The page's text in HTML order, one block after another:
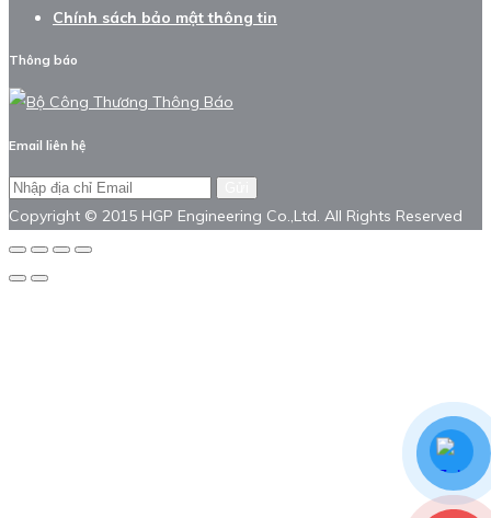
Chính sách bảo mật thông tin
Thông báo
Email liên hệ
Copyright © 2015 HGP Engineering Co.,Ltd. All Rights Reserved